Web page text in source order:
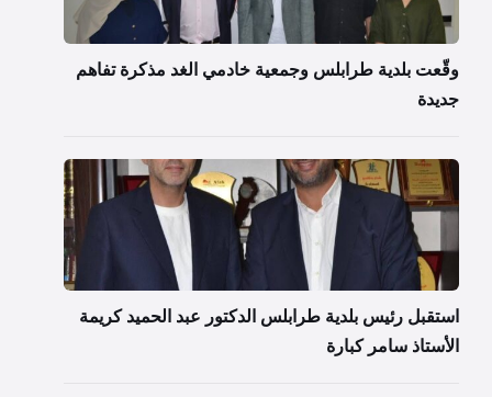
وقّعت بلدية طرابلس وجمعية خادمي الغد مذكرة تفاهم
جديدة
استقبل رئيس بلدية طرابلس الدكتور عبد الحميد كريمة
الأستاذ سامر كبارة